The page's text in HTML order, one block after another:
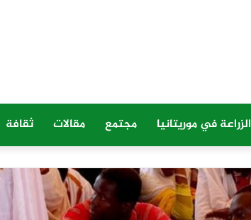
الزراعة في موريتانيا مجتمع مقالات ثقافة